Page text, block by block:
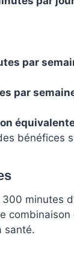
par
par
bénéfices
minutes
santé.